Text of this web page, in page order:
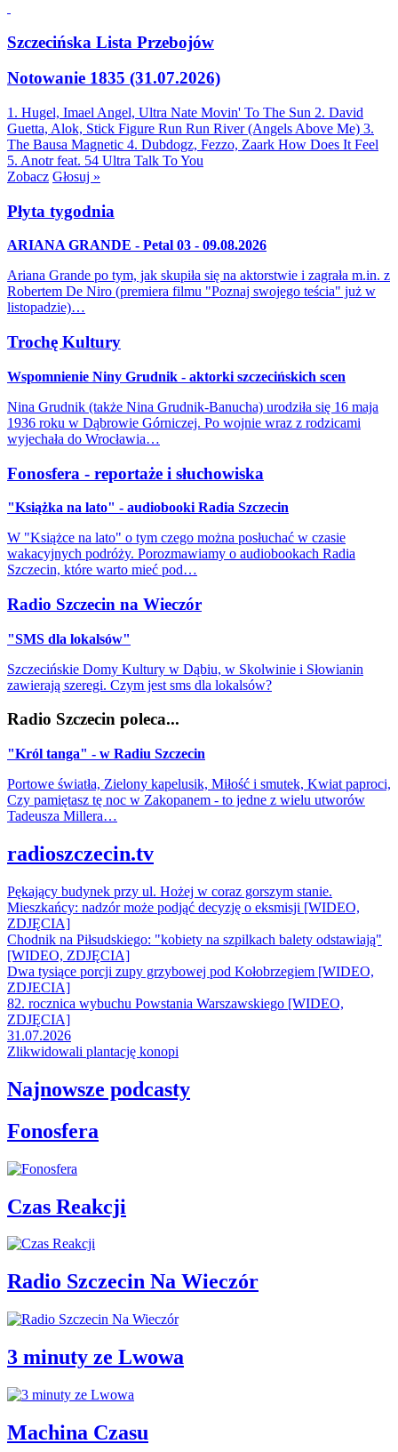
Szczecińska Lista Przebojów
Notowanie 1835 (31.07.2026)
1. Hugel, Imael Angel, Ultra Nate Movin' To The Sun 2. David
Guetta, Alok, Stick Figure Run Run River (Angels Above Me) 3.
The Bausa Magnetic 4. Dubdogz, Fezzo, Zaark How Does It Feel
5. Anotr feat. 54 Ultra Talk To You
Zobacz Głosuj »
Płyta tygodnia
ARIANA GRANDE - Petal 03 - 09.08.2026
Ariana Grande po tym, jak skupiła się na aktorstwie i zagrała m.in. z
Robertem De Niro (premiera filmu "Poznaj swojego teścia" już w
listopadzie)…
Trochę Kultury
Wspomnienie Niny Grudnik - aktorki szczecińskich scen
Nina Grudnik (także Nina Grudnik-Banucha) urodziła się 16 maja
1936 roku w Dąbrowie Górniczej. Po wojnie wraz z rodzicami
wyjechała do Wrocławia…
Fonosfera - reportaże i słuchowiska
"Książka na lato" - audiobooki Radia Szczecin
W "Książce na lato" o tym czego można posłuchać w czasie
wakacyjnych podróży. Porozmawiamy o audiobookach Radia
Szczecin, które warto mieć pod…
Radio Szczecin na Wieczór
"SMS dla lokalsów"
Szczecińskie Domy Kultury w Dąbiu, w Skolwinie i Słowianin
zawierają szeregi. Czym jest sms dla lokalsów?
Radio Szczecin poleca...
"Król tanga" - w Radiu Szczecin
Portowe światła, Zielony kapelusik, Miłość i smutek, Kwiat paproci,
Czy pamiętasz tę noc w Zakopanem - to jedne z wielu utworów
Tadeusza Millera…
radioszczecin.tv
Pękający budynek przy ul. Hożej w coraz gorszym stanie.
Mieszkańcy: nadzór może podjąć decyzję o eksmisji [WIDEO,
ZDJĘCIA]
Chodnik na Piłsudskiego: "kobiety na szpilkach balety odstawiają"
[WIDEO, ZDJĘCIA]
Dwa tysiące porcji zupy grzybowej pod Kołobrzegiem [WIDEO,
ZDJECIA]
82. rocznica wybuchu Powstania Warszawskiego [WIDEO,
ZDJĘCIA]
31.07.2026
Zlikwidowali plantację konopi
Najnowsze podcasty
Fonosfera
Czas Reakcji
Radio Szczecin Na Wieczór
3 minuty ze Lwowa
Machina Czasu